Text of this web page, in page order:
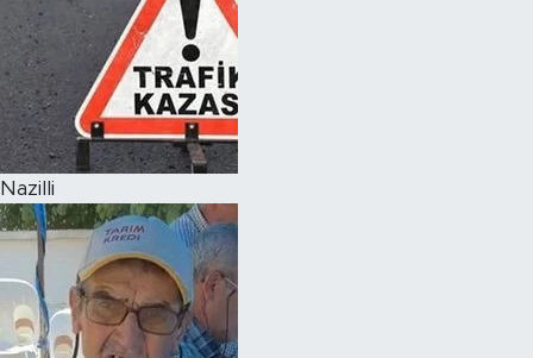
Nazilli